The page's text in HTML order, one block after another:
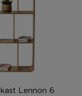
Lennon 6